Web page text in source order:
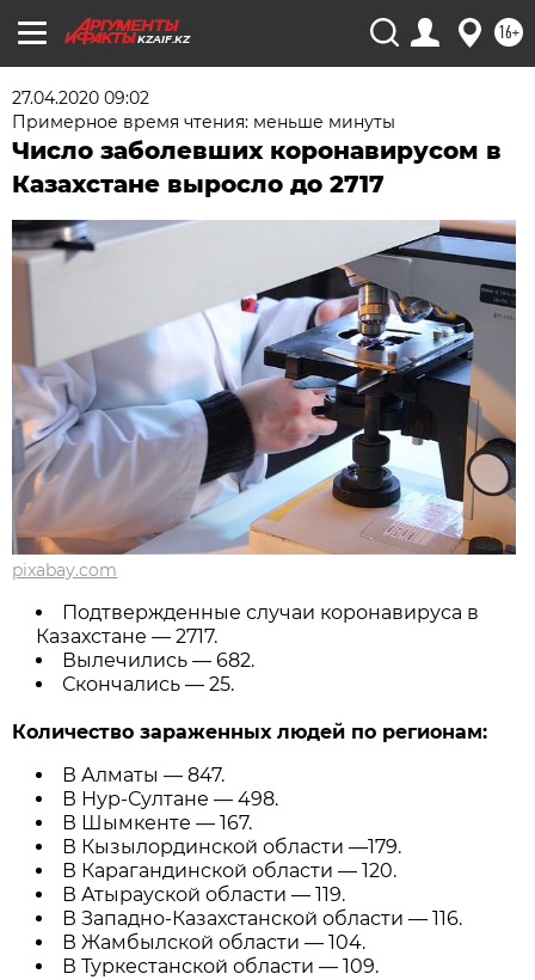
KZAIF.KZ 16+
27.04.2020 09:02
Примерное время чтения: меньше минуты
Число заболевших коронавирусом в
Казахстане выросло до 2717
pixabay.com
Подтвержденные случаи коронавируса в
Казахстане — 2717.
Вылечились — 682.
Скончались — 25.
Количество зараженных людей по регионам:
В Алматы — 847.
В Нур-Султане — 498.
В Шымкенте — 167.
В Кызылординской области —179.
В Карагандинской области — 120.
В Атырауской области — 119.
В Западно-Казахстанской области — 116.
В Жамбылской области — 104.
В Туркестанской области — 109.